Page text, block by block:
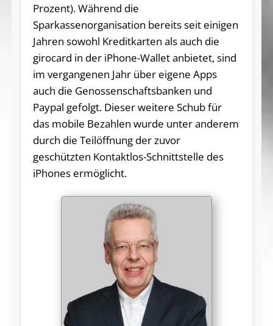
Prozent). Während die
Sparkassenorganisation bereits seit einigen
Jahren sowohl Kreditkarten als auch die
girocard in der iPhone-Wallet anbietet, sind
im vergangenen Jahr über eigene Apps
auch die Genossenschaftsbanken und
Paypal gefolgt. Dieser weitere Schub für
das mobile Bezahlen wurde unter anderem
durch die Teilöffnung der zuvor
geschützten Kontaktlos-Schnittstelle des
iPhones ermöglicht.